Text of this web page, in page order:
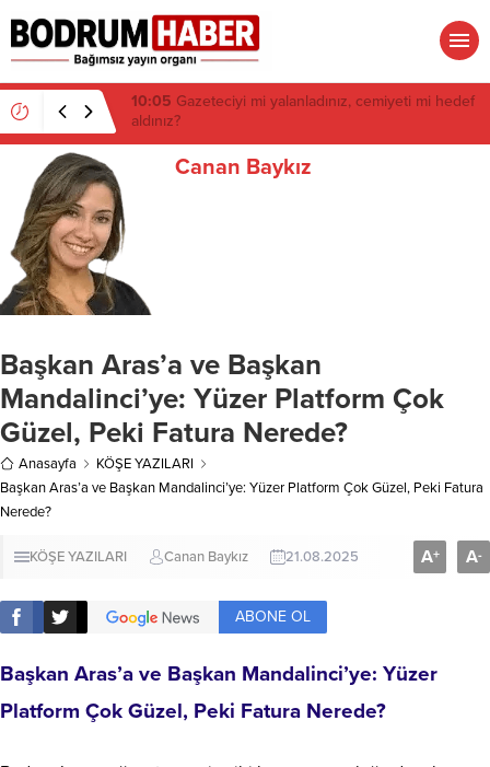
06:15 Danıştay iptal etmişti: Ortakent’te 650 bin
metrekare için yeni imar kararı
Canan Baykız
Başkan Aras’a ve Başkan
Mandalinci’ye: Yüzer Platform Çok
Güzel, Peki Fatura Nerede?
Anasayfa
KÖŞE YAZILARI
Başkan Aras’a ve Başkan Mandalinci’ye: Yüzer Platform Çok Güzel, Peki Fatura
Nerede?
KÖŞE YAZILARI Canan Baykız 21.08.2025 A+ A-
ABONE OL
Başkan Aras’a ve Başkan Mandalinci’ye: Yüzer
Platform Çok Güzel, Peki Fatura Nerede?